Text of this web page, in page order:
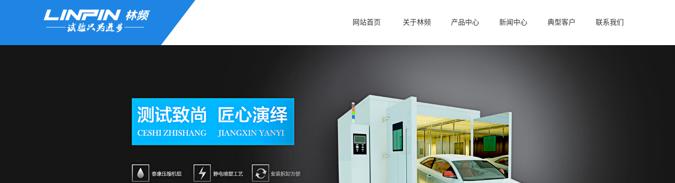
网站首页 关于林频 产品中心 新闻中心 典型客户 联系我们